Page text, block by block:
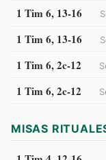
1 Tim 6, 13-16
1 Tim 6, 13-16
1 Tim 6, 2c-12
1 Tim 6, 2c-12
MISAS